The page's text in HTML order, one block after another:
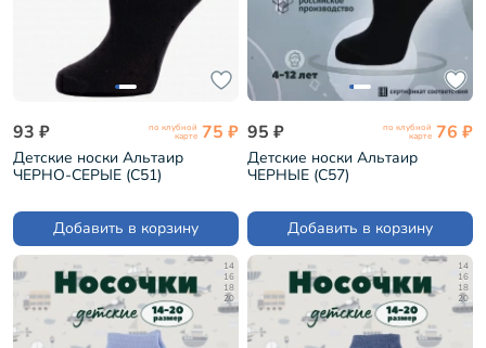
93 ₽ по клубной
карте 75 ₽
Детские носки Альтаир
ЧЕРНО-СЕРЫЕ (С51)
Добавить в корзину
95 ₽ по клубной
карте 76 ₽
Детские носки Альтаир
ЧЕРНЫЕ (С57)
Добавить в корзину
14
16
18
20
14
16
18
20